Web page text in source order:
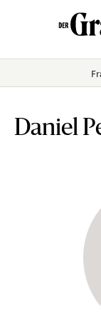
Daniel